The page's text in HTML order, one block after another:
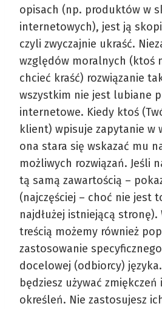
opisach (np. produktów w
internetowych), jest ją
czyli zwyczajnie ukraść.
względów moralnych (ktoś
chcieć kraść) rozwiązanie
wszystkim nie jest lubiane
internetowe. Kiedy ktoś
klient) wpisuje zapytanie w
ona stara się wskazać mu
możliwych rozwiązań. Jeśli
tą samą zawartością –
(najczęściej – choć nie jest
najdłużej istniejącą stronę).
treścią możemy również
zastosowanie
docelowej (odbiorcy)
będziesz używać
określeń. Nie zastosujesz